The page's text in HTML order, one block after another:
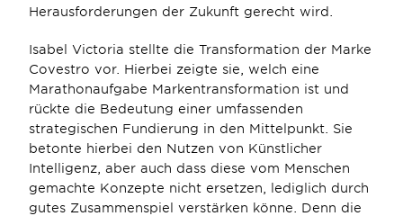
Herausforderungen der Zukunft gerecht wird.
Isabel Victoria stellte die Transformation der Marke
Covestro vor. Hierbei zeigte sie, welch eine
Marathonaufgabe Markentransformation ist und
rückte die Bedeutung einer umfassenden
strategischen Fundierung in den Mittelpunkt. Sie
betonte hierbei den Nutzen von Künstlicher
Intelligenz, aber auch dass diese vom Menschen
gemachte Konzepte nicht ersetzen, lediglich durch
gutes Zusammenspiel verstärken könne. Denn die